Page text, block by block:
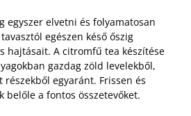
egyszer elvetni és folyamatosan
egészen késő őszig
hajtásait. A citromfű tea készítése
gazdag zöld levelekből,
egyaránt. Frissen és
belőle a fontos összetevőket.